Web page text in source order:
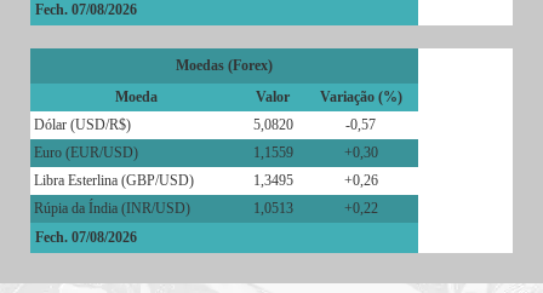
Fech. 07/08/2026
Moedas (Forex)
Moeda
Valor
Variação (%)
Dólar (USD/R$)
5,0820
-0,57
Euro (EUR/USD)
1,1559
+0,30
Libra Esterlina (GBP/USD)
1,3495
+0,26
Rúpia da Índia (INR/USD)
1,0513
+0,22
Fech. 07/08/2026